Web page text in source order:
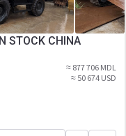
STOCK CHINA
≈ 877 706 MDL
≈ 50 674 USD